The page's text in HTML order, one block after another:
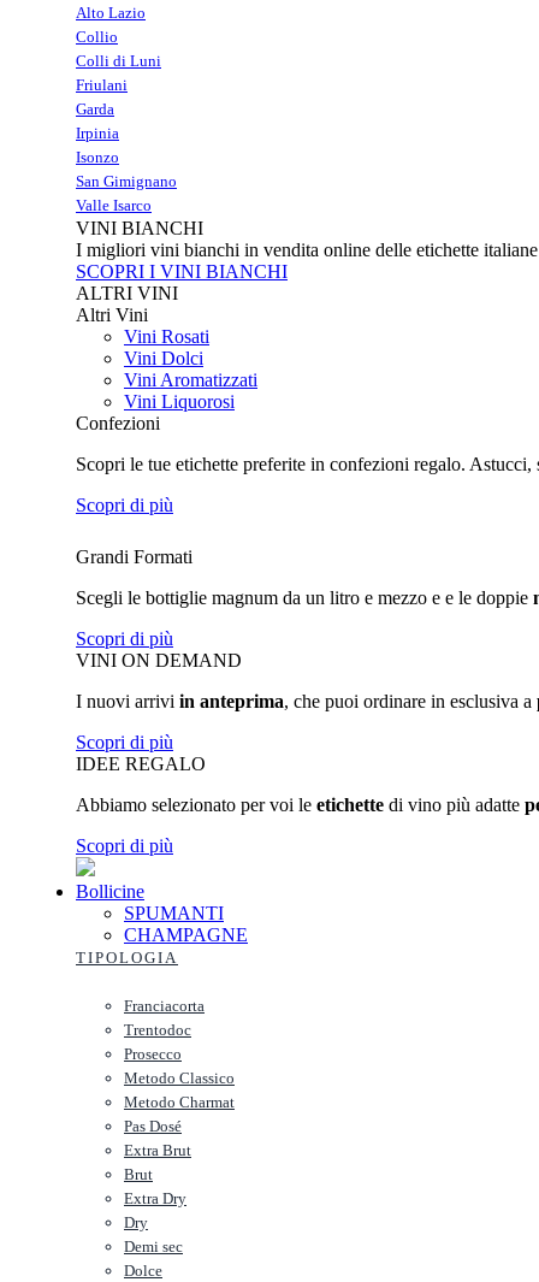
Alto Lazio
Collio
Colli di Luni
Friulani
Garda
Irpinia
Isonzo
San Gimignano
Valle Isarco
VINI BIANCHI
I migliori vini bianchi in vendita online delle etichette italiane
SCOPRI I VINI BIANCHI
ALTRI VINI
Altri Vini
Vini Rosati
Vini Dolci
Vini Aromatizzati
Vini Liquorosi
Confezioni
Scopri le tue etichette preferite in confezioni regalo.
Scopri di più
Grandi Formati
Scegli le bottiglie magnum da un litro e mezzo e e le doppie
Scopri di più
VINI ON DEMAND
I nuovi arrivi in anteprima, che puoi ordinare in esclusiva a
Scopri di più
IDEE REGALO
Abbiamo selezionato per voi le etichette di vino più adatte
Scopri di più
Bollicine
SPUMANTI
CHAMPAGNE
TIPOLOGIA
Franciacorta
Trentodoc
Prosecco
Metodo Classico
Metodo Charmat
Pas Dosé
Extra Brut
Brut
Extra Dry
Dry
Demi sec
Dolce